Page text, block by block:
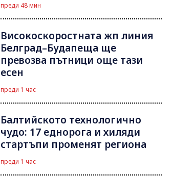
преди 48 мин
Високоскоростната жп линия
Белград–Будапеща ще
превозва пътници още тази
есен
преди 1 час
Балтийското технологично
чудо: 17 еднорога и хиляди
стартъпи променят региона
преди 1 час